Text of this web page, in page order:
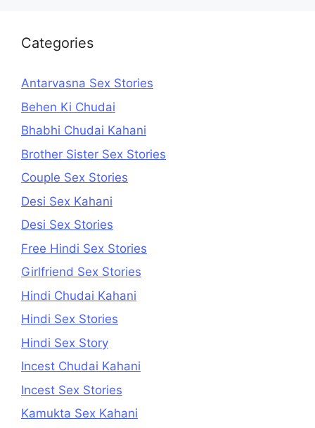
Categories
Antarvasna Sex Stories
Behen Ki Chudai
Bhabhi Chudai Kahani
Brother Sister Sex Stories
Couple Sex Stories
Desi Sex Kahani
Desi Sex Stories
Free Hindi Sex Stories
Girlfriend Sex Stories
Hindi Chudai Kahani
Hindi Sex Stories
Hindi Sex Story
Incest Chudai Kahani
Incest Sex Stories
Kamukta Sex Kahani